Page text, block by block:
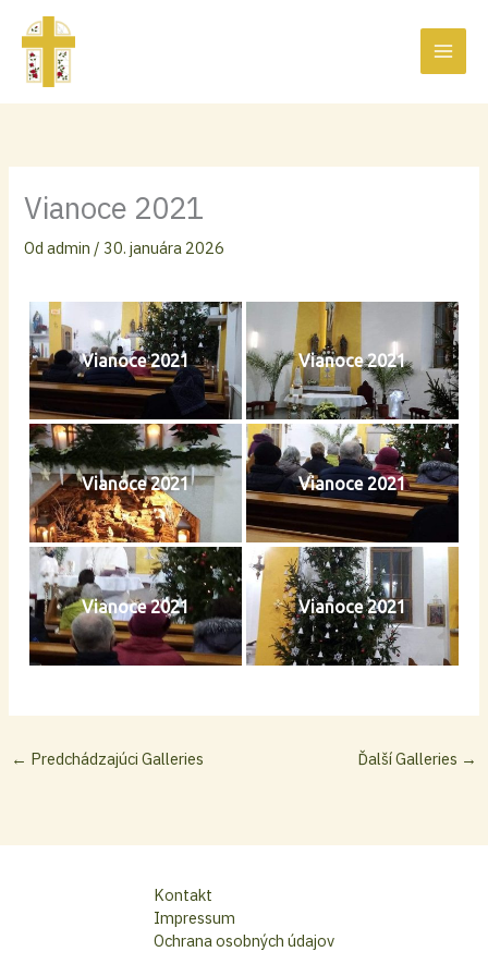
obsah
Vianoce 2021
Od admin / 30. januára 2026
Vianoce 2021 Vianoce 2021
Vianoce 2021 Vianoce 2021
Vianoce 2021 Vianoce 2021
← Predchádzajúci Galleries Ďalší Galleries →
Kontakt
Impressum
Ochrana osobných údajov